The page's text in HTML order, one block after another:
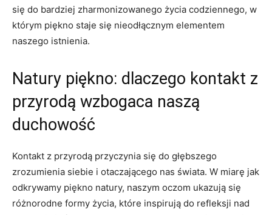
się do bardziej zharmonizowanego życia codziennego, w
którym piękno staje się nieodłącznym elementem
naszego istnienia.
Natury piękno: dlaczego kontakt z
przyrodą wzbogaca naszą
duchowość
Kontakt z przyrodą przyczynia się do głębszego
zrozumienia siebie i otaczającego nas świata. W miarę jak
odkrywamy piękno natury, naszym oczom ukazują się
różnorodne formy życia, które inspirują do refleksji nad